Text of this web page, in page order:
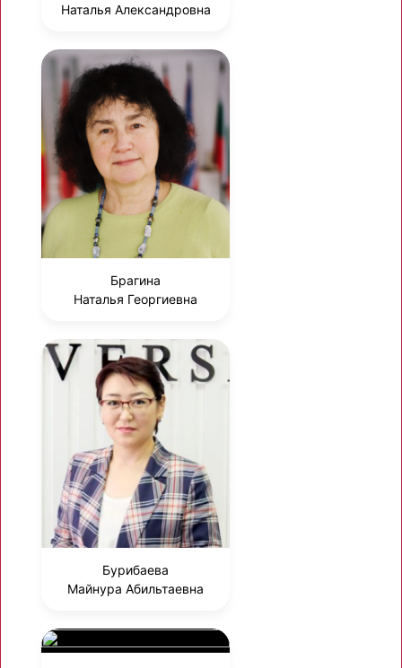
Наталья Александровна
Брагина
Наталья Георгиевна
Бурибаева
Майнура Абильтаевна